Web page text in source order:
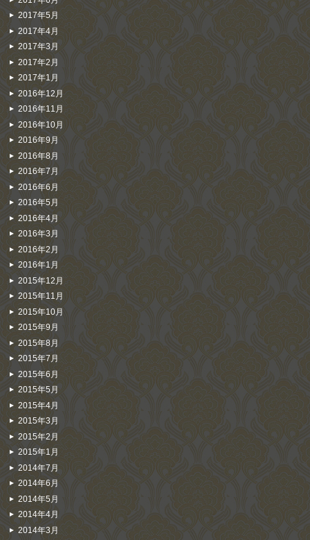
2017年5月
2017年4月
2017年3月
2017年2月
2017年1月
2016年12月
2016年11月
2016年10月
2016年9月
2016年8月
2016年7月
2016年6月
2016年5月
2016年4月
2016年3月
2016年2月
2016年1月
2015年12月
2015年11月
2015年10月
2015年9月
2015年8月
2015年7月
2015年6月
2015年5月
2015年4月
2015年3月
2015年2月
2015年1月
2014年7月
2014年6月
2014年5月
2014年4月
2014年3月